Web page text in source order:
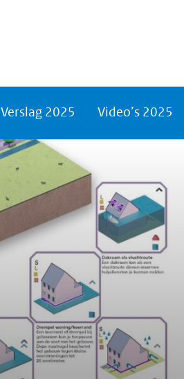
Verslag 2025 Video’s 2025